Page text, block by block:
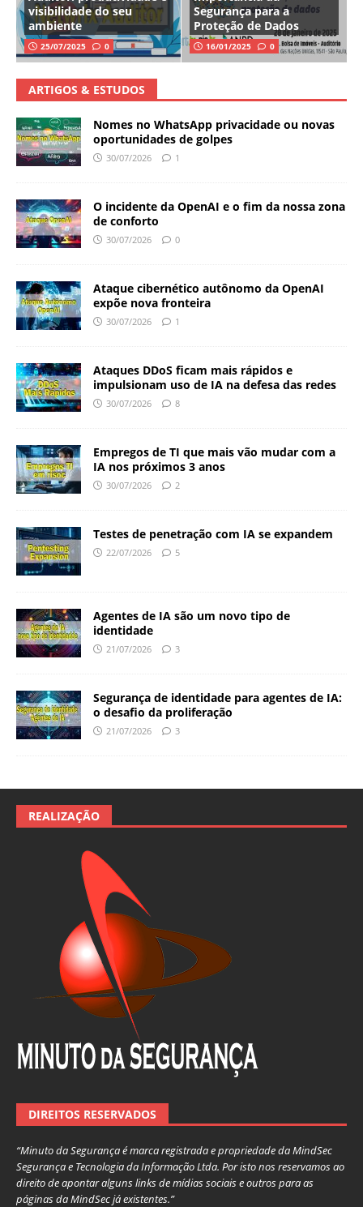
visibilidade do seu
ambiente
25/07/2025 0
Segurança para a
Proteção de Dados
16/01/2025 0
ARTIGOS & ESTUDOS
Nomes no WhatsApp privacidade ou novas
oportunidades de golpes
30/07/2026 1
O incidente da OpenAI e o fim da nossa zona
de conforto
30/07/2026 0
Ataque cibernético autônomo da OpenAI
expõe nova fronteira
30/07/2026 1
Ataques DDoS ficam mais rápidos e
impulsionam uso de IA na defesa das redes
30/07/2026 8
Empregos de TI que mais vão mudar com a
IA nos próximos 3 anos
30/07/2026 2
Testes de penetração com IA se expandem
22/07/2026 5
Agentes de IA são um novo tipo de
identidade
21/07/2026 3
Segurança de identidade para agentes de IA:
o desafio da proliferação
21/07/2026 3
REALIZAÇÃO
DIREITOS RESERVADOS
“Minuto da Segurança é marca registrada e propriedade da MindSec
Segurança e Tecnologia da Informação Ltda. Por isto nos reservamos ao
direito de apontar alguns links de mídias sociais e outros para as
páginas da MindSec já existentes.”